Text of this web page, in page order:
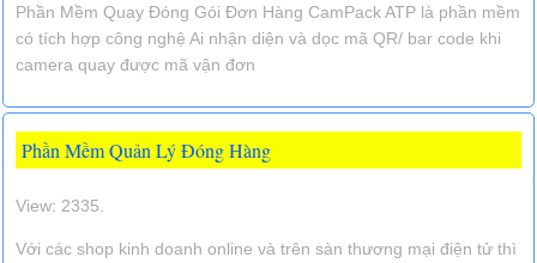
Phần Mềm Quay Đóng Gói Đơn Hàng CamPack ATP là phần mềm
có tích hợp công nghệ Ai nhận diện và dọc mã QR/ bar code khi
camera quay được mã vận đơn
Phần Mềm Quản Lý Đóng Hàng
View: 2335.
Với các shop kinh doanh online và trên sàn thương mại điện tử thì